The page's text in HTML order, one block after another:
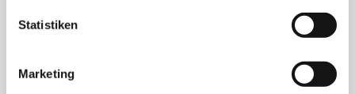
Statistiken
Marketing